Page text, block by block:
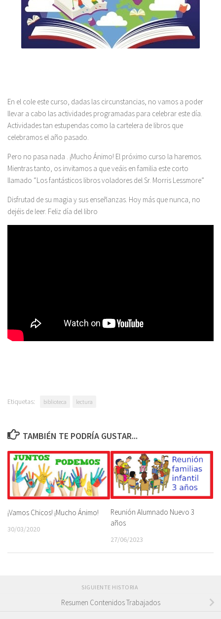
En el cole este curso, dadas las circunstancias, no vamos a poder
llevar a cabo las actividades programadas para celebrar este día.
Actividades tan estupendas como la cartelera de libros que
celebramos el año pasado.
Pero no pasa nada . ¡Mucho Ánimo! El próximo curso la haremos.
Mientras tanto, os invitamos a que veáis en familia este corto
llamado “Los fantásticos libros voladores del Sr. Morris Lessmore”
Disfrutad de su magia y sus enseñanzas. Hoy más que nunca, no
dejéis de leer. Feliz día del libro
Etiquetas: biblioteca lectura
TAMBIÉN TE PODRÍA GUSTAR...
¡Vamos Chicos! ¡Mucho Ánimo!
30/03/2020
Reunión Alumnado Nuevo 3
años
27/06/2023
SIGUIENTE HISTORIA
Resumen Contenidos Trabajados